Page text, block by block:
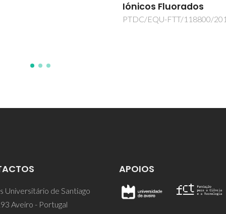
PTDC/CTM/098486/2008
Universitário de Santiago
Aveiro - Portugal
APOIOS